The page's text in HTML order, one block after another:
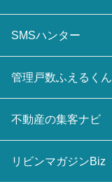
SMSハンター
管理戸数ふえるくん
不動産の集客ナビ
リビンマガジンBiz